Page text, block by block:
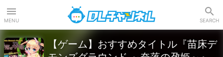
MENU SEARCH
【ゲーム】おすすめタイトル『苗床デ